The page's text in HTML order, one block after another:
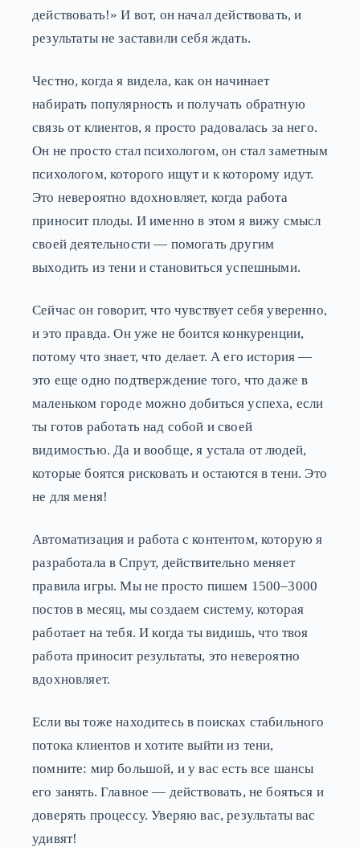
действовать!» И вот, он начал действовать, и
результаты не заставили себя ждать.
Честно, когда я видела, как он начинает
набирать популярность и получать обратную
связь от клиентов, я просто радовалась за него.
Он не просто стал психологом, он стал заметным
психологом, которого ищут и к которому идут.
Это невероятно вдохновляет, когда работа
приносит плоды. И именно в этом я вижу смысл
своей деятельности — помогать другим
выходить из тени и становиться успешными.
Сейчас он говорит, что чувствует себя уверенно,
и это правда. Он уже не боится конкуренции,
потому что знает, что делает. А его история —
это еще одно подтверждение того, что даже в
маленьком городе можно добиться успеха, если
ты готов работать над собой и своей
видимостью. Да и вообще, я устала от людей,
которые боятся рисковать и остаются в тени. Это
не для меня!
Автоматизация и работа с контентом, которую я
разработала в Спрут, действительно меняет
правила игры. Мы не просто пишем 1500–3000
постов в месяц, мы создаем систему, которая
работает на тебя. И когда ты видишь, что твоя
работа приносит результаты, это невероятно
вдохновляет.
Если вы тоже находитесь в поисках стабильного
потока клиентов и хотите выйти из тени,
помните: мир большой, и у вас есть все шансы
его занять. Главное — действовать, не бояться и
доверять процессу. Уверяю вас, результаты вас
удивят!